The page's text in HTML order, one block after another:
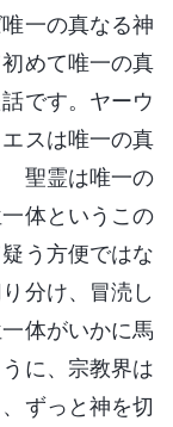
一の真なる神
めて唯一の真
です。ヤーウ
スは唯一の真
聖霊は唯一の
体というこの
う方便ではな
分け、冒涜し
体がいかに馬
に、宗教界は
ずっと神を切